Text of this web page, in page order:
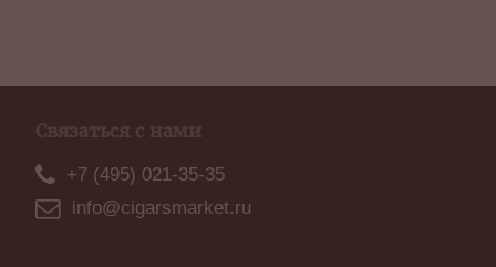
Связаться с нами
+7 (495) 021-35-35
info@cigarsmarket.ru